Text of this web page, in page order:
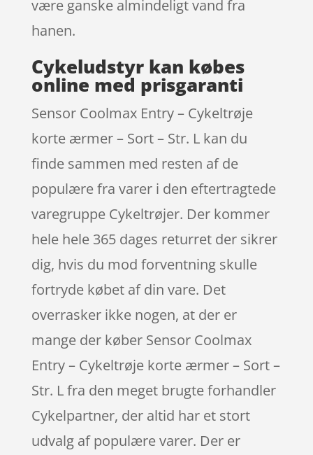
være ganske almindeligt vand fra
hanen.
Cykeludstyr kan købes
online med prisgaranti
Sensor Coolmax Entry – Cykeltrøje
korte ærmer – Sort – Str. L kan du
finde sammen med resten af de
populære fra varer i den eftertragtede
varegruppe Cykeltrøjer. Der kommer
hele hele 365 dages returret der sikrer
dig, hvis du mod forventning skulle
fortryde købet af din vare. Det
overrasker ikke nogen, at der er
mange der køber Sensor Coolmax
Entry – Cykeltrøje korte ærmer – Sort –
Str. L fra den meget brugte forhandler
Cykelpartner, der altid har et stort
udvalg af populære varer. Der er